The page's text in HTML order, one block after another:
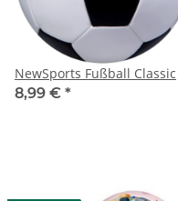
NewSports Fußball Classic
8,99 € *